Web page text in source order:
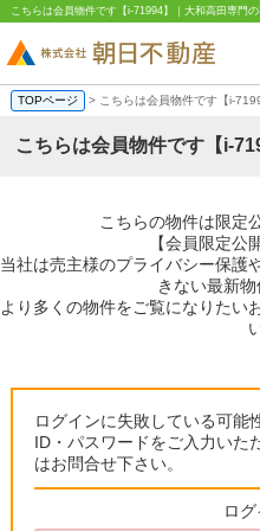
こちらは会員物件です【i-71994】｜大和高田専門
TOPページ > こちらは会員物件です【i-
こちらは会員物件です【i-
こちらの物件は限定
【会員限定公
当社は売主様のプライバシー保護
きない最新物
より多くの物件をご覧になりたい
ログインに失敗している可能
ID・パスワードをご入力いた
はお問合せ下さい。
ロ